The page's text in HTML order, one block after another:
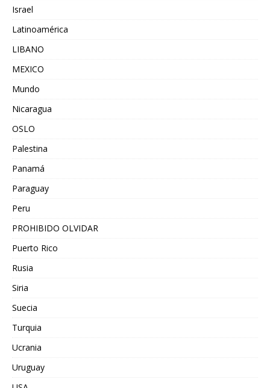
Israel
Latinoamérica
LIBANO
MEXICO
Mundo
Nicaragua
OSLO
Palestina
Panamá
Paraguay
Peru
PROHIBIDO OLVIDAR
Puerto Rico
Rusia
Siria
Suecia
Turquia
Ucrania
Uruguay